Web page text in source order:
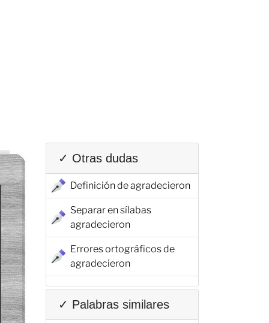
✓ Otras dudas
Definición de agradecieron
Separar en sílabas
agradecieron
Errores ortográficos de
agradecieron
✓ Palabras similares